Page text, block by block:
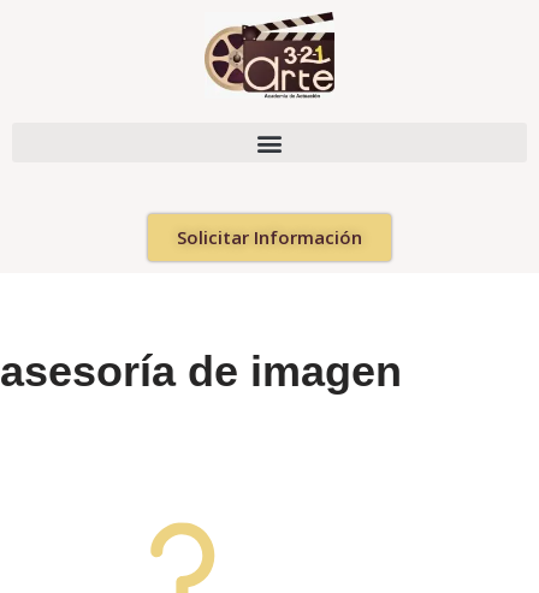
Solicitar Información
asesoría de imagen